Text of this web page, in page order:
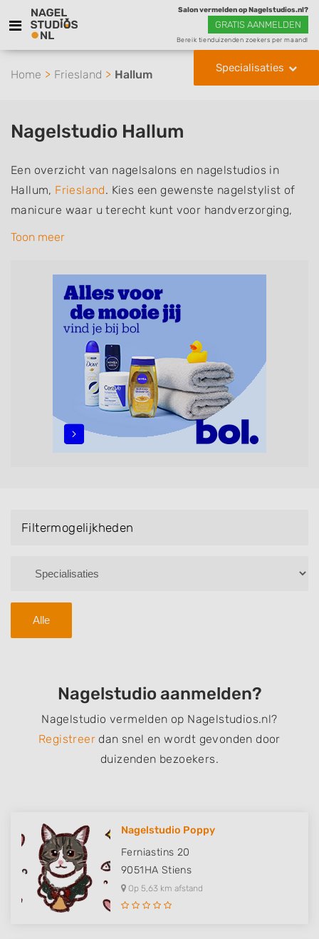
Salon vermelden op Nagelstudios.nl?
GRATIS AANMELDEN
Bereik tienduizenden zoekers per maand!
Specialisaties
Home Friesland Hallum
Nagelstudio Hallum
Een overzicht van nagelsalons en nagelstudios in
Hallum, Friesland. Kies een gewenste nagelstylist of
manicure waar u terecht kunt voor handverzorging,
nagelverzorging en soms ook voetverzorging. De
French Manicure, Acrylnagels, Gelnagels, Nailart,
Parrafinebehandeling, 3D Nailart, Bruidsnagels en
Handmassage. U kunt de zoekresultaten filteren met
behulp van de specialisatie filter en u vindt
zoekresultaten in iedere wijk (noord, oost, zuid, west
en het centrum) van Hallum.
Toon meer
Filtermogelijkheden
Alle
Nagelstudio aanmelden?
Nagelstudio vermelden op Nagelstudios.nl?
Registreer dan snel en wordt gevonden door
duizenden bezoekers.
Nagelstudio Poppy
Ferniastins 20
9051HA Stiens
Op 5,63 km afstand